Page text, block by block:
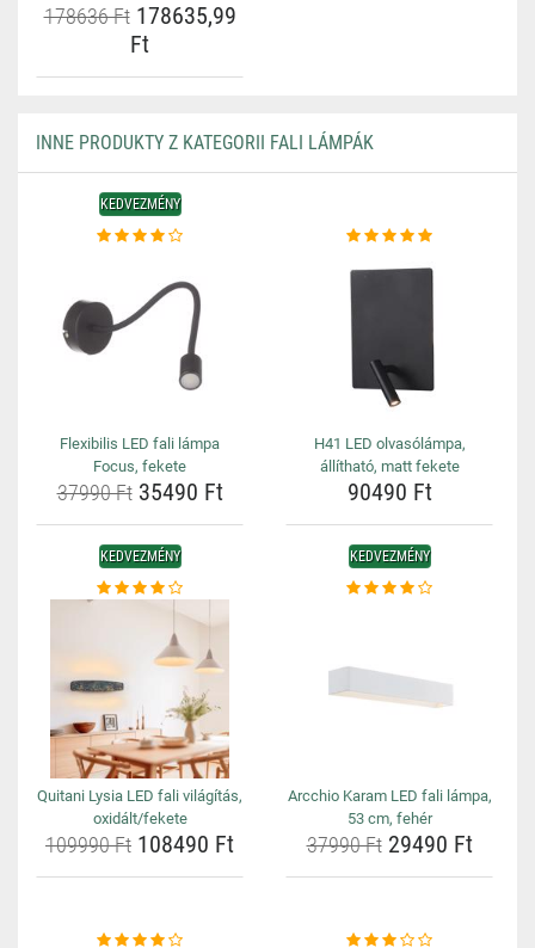
178636 Ft178635,99
Ft
INNE PRODUKTY Z KATEGORII FALI LÁMPÁK
KEDVEZMÉNY
Flexibilis LED fali lámpa
Focus, fekete
37990 Ft35490 Ft
H41 LED olvasólámpa,
állítható, matt fekete
90490 Ft
KEDVEZMÉNY
Quitani Lysia LED fali világítás,
oxidált/fekete
109990 Ft 108490 Ft
KEDVEZMÉNY
Arcchio Karam LED fali lámpa,
53 cm, fehér
37990 Ft29490 Ft